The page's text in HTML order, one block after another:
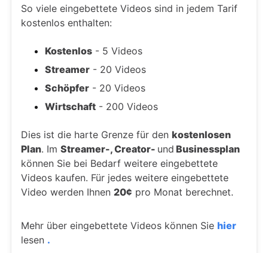
So viele eingebettete Videos sind in jedem Tarif
kostenlos enthalten:
Kostenlos - 5 Videos
Streamer - 20 Videos
Schöpfer - 20 Videos
Wirtschaft - 200 Videos
Dies ist die harte Grenze für den kostenlosen
Plan. Im Streamer-, Creator- und Businessplan
können Sie bei Bedarf weitere eingebettete
Videos kaufen. Für jedes weitere eingebettete
Video werden Ihnen 20¢ pro Monat berechnet.
Mehr über eingebettete Videos können Sie hier
lesen .